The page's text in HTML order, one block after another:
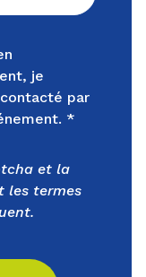
je
par
*
et la
les termes